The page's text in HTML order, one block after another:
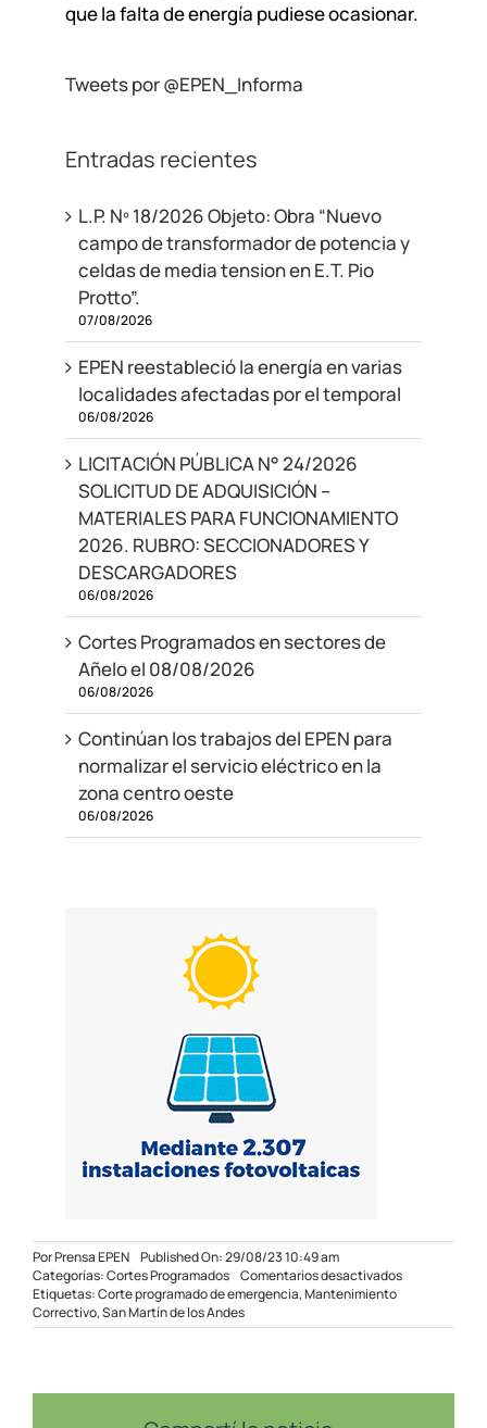
que la falta de energía pudiese ocasionar.
Tweets por @EPEN_Informa
Entradas recientes
L.P. Nº 18/2026 Objeto: Obra “Nuevo
campo de transformador de potencia y
celdas de media tension en E.T. Pio
Protto”.
07/08/2026
EPEN reestableció la energía en varias
localidades afectadas por el temporal
06/08/2026
LICITACIÓN PÚBLICA N° 24/2026
SOLICITUD DE ADQUISICIÓN –
MATERIALES PARA FUNCIONAMIENTO
2026. RUBRO: SECCIONADORES Y
DESCARGADORES
06/08/2026
Cortes Programados en sectores de
Añelo el 08/08/2026
06/08/2026
Continúan los trabajos del EPEN para
normalizar el servicio eléctrico en la
zona centro oeste
06/08/2026
PorPrensa EPEN Published On: 29/08/23 10:49 am
Categorías:Cortes Programados Comentarios desactivadosen
de
Etiquetas:Corte programado de emergencia,Mantenimiento
Correctivo,San Martín de los Andes